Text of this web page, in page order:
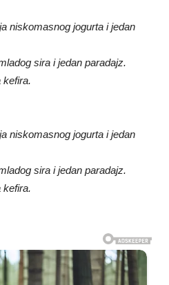
niskomasnog jogurta i jedan
sira i jedan paradajz.
kefira.
niskomasnog jogurta i jedan
sira i jedan paradajz.
kefira.